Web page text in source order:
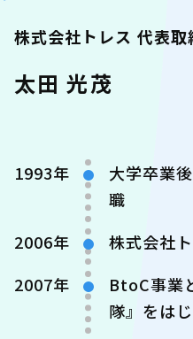
株式会社トレス 代表取
太田 光茂
1993年
大学卒業
職
2006年
株式会社
2007年
BtoC事業
隊』をは